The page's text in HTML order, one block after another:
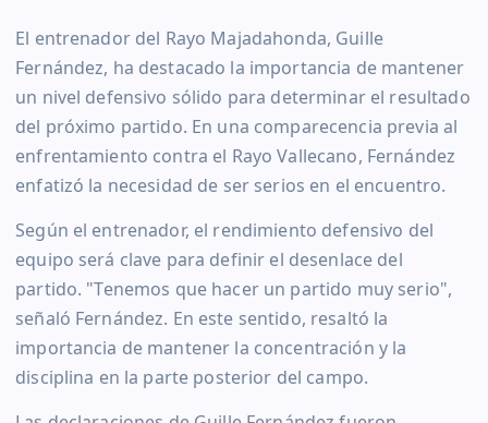
El entrenador del Rayo Majadahonda, Guille
Fernández, ha destacado la importancia de mantener
un nivel defensivo sólido para determinar el resultado
del próximo partido. En una comparecencia previa al
enfrentamiento contra el Rayo Vallecano, Fernández
enfatizó la necesidad de ser serios en el encuentro.
Según el entrenador, el rendimiento defensivo del
equipo será clave para definir el desenlace del
partido. "Tenemos que hacer un partido muy serio",
señaló Fernández. En este sentido, resaltó la
importancia de mantener la concentración y la
disciplina en la parte posterior del campo.